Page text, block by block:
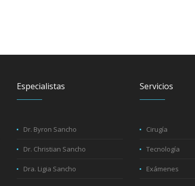
Especialistas
Dr. Byron Sancho
Dr. Christian Sancho
Dra. Ligia Sancho
Servicios
Cirugía
Tecnología
Exámenes